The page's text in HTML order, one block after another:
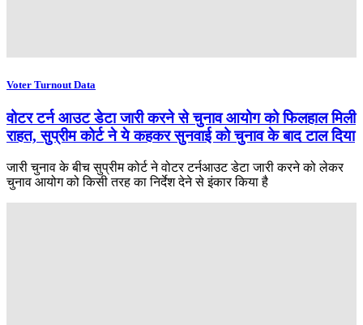
Voter Turnout Data
वोटर टर्न आउट डेटा जारी करने से चुनाव आयोग को फिलहाल मिली
राहत, सुप्रीम कोर्ट ने ये कहकर सुनवाई को चुनाव के बाद टाल दिया
जारी चुनाव के बीच सुप्रीम कोर्ट ने वोटर टर्नआउट डेटा जारी करने को लेकर
चुनाव आयोग को किसी तरह का निर्देश देने से इंकार किया है